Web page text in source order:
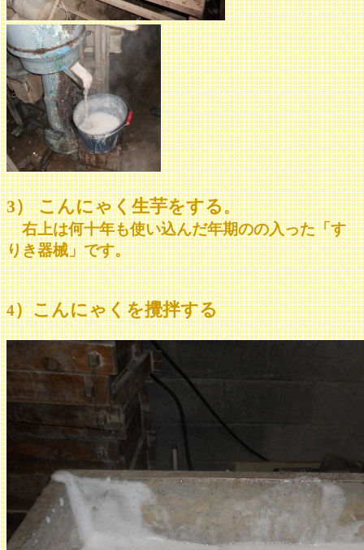
3） こんにゃく生芋をする。
右上は何十年も使い込んだ年期のの入った「す
りき器械」です。
4）こんにゃくを攪拌する